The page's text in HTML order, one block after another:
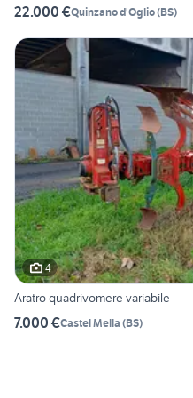
22.000 €Quinzano d'Oglio(BS)
4
Aratro quadrivomere variabile
7.000 €Castel Mella (BS)